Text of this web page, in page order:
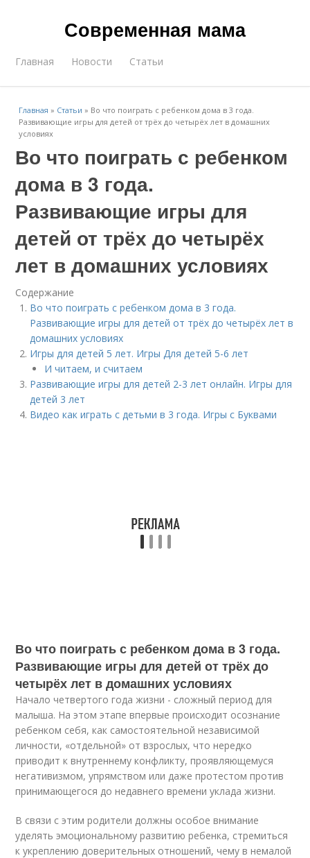
Современная мама
Главная Новости Статьи
Главная » Статьи » Во что поиграть с ребенком дома в 3 года.
Развивающие игры для детей от трёх до четырёх лет в домашних
условиях
Во что поиграть с ребенком
дома в 3 года.
Развивающие игры для
детей от трёх до четырёх
лет в домашних условиях
Содержание
Во что поиграть с ребенком дома в 3 года.
Развивающие игры для детей от трёх до четырёх лет в
домашних условиях
Игры для детей 5 лет. Игры Для детей 5-6 лет
И читаем, и считаем
Развивающие игры для детей 2-3 лет онлайн. Игры для
детей 3 лет
Видео как играть с детьми в 3 года. Игры с Буквами
Во что поиграть с ребенком дома в 3 года.
Развивающие игры для детей от трёх до
четырёх лет в домашних условиях
Начало четвертого года жизни - сложный период для
малыша. На этом этапе впервые происходит осознание
ребенком себя, как самостоятельной независимой
личности, «отдельной» от взрослых, что нередко
приводит к внутреннему конфликту, проявляющемуся
негативизмом, упрямством или даже протестом против
принимающегося до недавнего времени уклада жизни.
В связи с этим родители должны особое внимание
уделять эмоциональному развитию ребенка, стремиться
к укреплению доверительных отношений, чему в немалой